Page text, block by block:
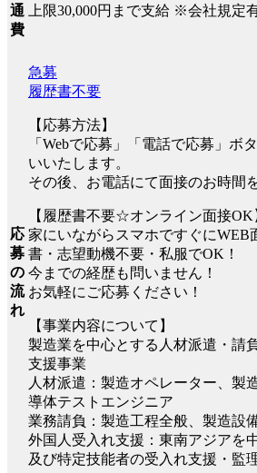
通
費
上限30,000円まで支給 ※会社規定
応
募
の
流
れ
急募
履歴書不要
【応募方法】
「Webで応募」「電話で応募」ボ
いいたします。
その後、お電話にて面接のお時間
【履歴書不要☆オンライン面接OK
家にいながらスマホですぐにWEB
書・志望動機不要・私服でOK！
今までの経歴も問いません！
お気軽にご応募ください！
【事業内容について】
製造業を中心とする人材派遣・請
支援事業
人材派遣：製造オペレーター、製
導体テストエンジニア
業務請負：製造工程全般、製造設
外国人受入れ支援：東南アジアを
及び特定技能者の受入れ支援・監